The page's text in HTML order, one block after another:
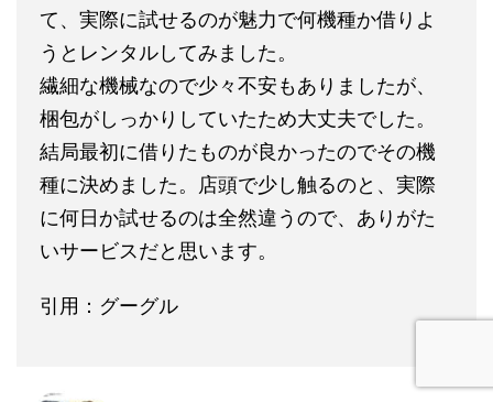
て、実際に試せるのが魅力で何機種か借りよ
うとレンタルしてみました。
繊細な機械なので少々不安もありましたが、
梱包がしっかりしていたため大丈夫でした。
結局最初に借りたものが良かったのでその機
種に決めました。店頭で少し触るのと、実際
に何日か試せるのは全然違うので、ありがた
いサービスだと思います。
引用：グーグル